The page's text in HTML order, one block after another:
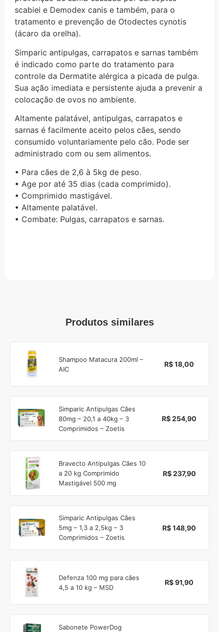
scabiei e Demodex canis e também, para o
tratamento e prevenção de Otodectes cynotis
(ácaro da orelha).
Simparic antipulgas, carrapatos e sarnas também
é indicado como parte do tratamento para
controle da Dermatite alérgica a picada de pulga.
Sua ação imediata e persistente ajuda a prevenir a
colocação de ovos no ambiente.
Altamente palatável, antipulgas, carrapatos e
sarnas é facilmente aceito pelos cães, sendo
consumido voluntariamente pelo cão. Pode ser
administrado com ou sem alimentos.
• Para cães de 2,6 à 5kg de peso.
• Age por até 35 dias (cada comprimido).
• Comprimido mastigável.
• Altamente palatável.
• Combate: Pulgas, carrapatos e sarnas.
Produtos similares
Shampoo Matacura 200ml –
AIC
R$ 18,00
Simparic Antipulgas Cães
80mg – 20,1 a 40kg – 3
Comprimidos – Zoetis
R$ 254,90
Bravecto Antipulgas Cães 10
a 20 kg Comprimido
Mastigável 500 mg
R$ 237,90
Simparic Antipulgas Cães
5mg – 1,3 a 2,5kg – 3
Comprimidos – Zoetis
R$ 148,90
Defenza 100 mg para cães
4,5 a 10 kg – MSD
R$ 91,90
Sabonete PowerDog